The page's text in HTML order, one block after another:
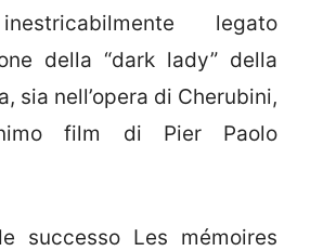
legato
della “dark lady” della
sia nell’opera di Cherubini,
film di Pier Paolo
successo Les mémoires